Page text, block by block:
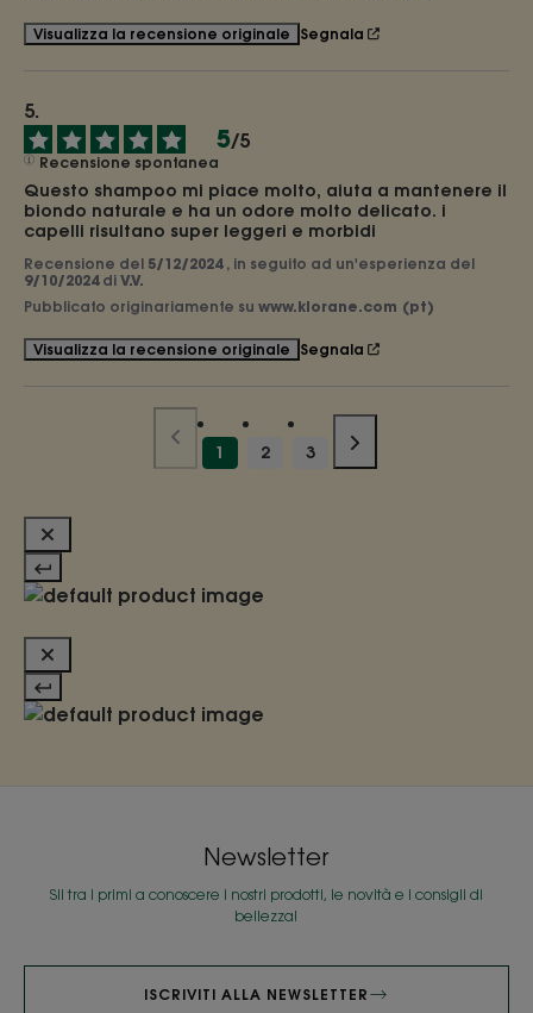
Visualizza la recensione originale Segnala
5/5
Recensione spontanea
Questo shampoo mi piace molto, aiuta a mantenere il
biondo naturale e ha un odore molto delicato. i
capelli risultano super leggeri e morbidi
Recensione del 5/12/2024 , in seguito ad un'esperienza del
9/10/2024 di V.V.
Pubblicato originariamente su www.klorane.com (pt)
Visualizza la recensione originale Segnala
1 2 3
Newsletter
Sii tra i primi a conoscere i nostri prodotti, le novità e i consigli di
bellezza!
ISCRIVITI ALLA NEWSLETTER